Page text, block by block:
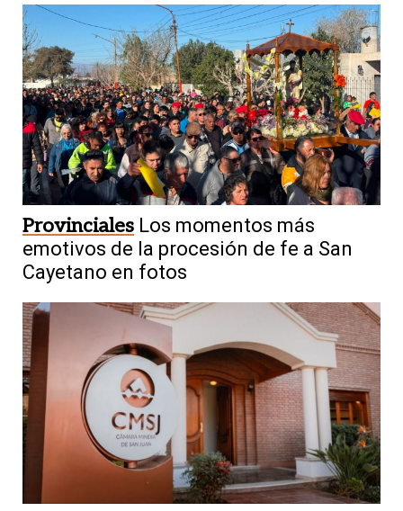
Provinciales Los momentos más
emotivos de la procesión de fe a San
Cayetano en fotos